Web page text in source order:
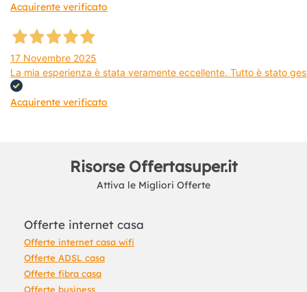
Acquirente verificato
17 Novembre 2025
La mia esperienza è stata veramente eccellente. Tutto è stato
Acquirente verificato
Risorse Offertasuper.it
Attiva le Migliori Offerte
Offerte internet casa
Offerte internet casa wifi
Offerte ADSL casa
Offerte fibra casa
Offerte business